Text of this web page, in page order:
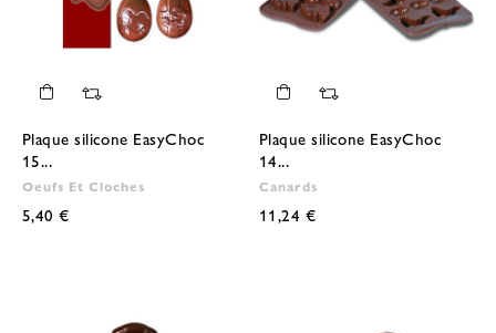
Plaque silicone EasyChoc
15...
Oeufs Et Cloches
5,40 €
Plaque silicone EasyChoc
14...
Canards
11,24 €